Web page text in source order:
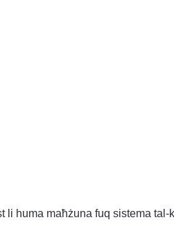
huma maħżuna fuq sistema